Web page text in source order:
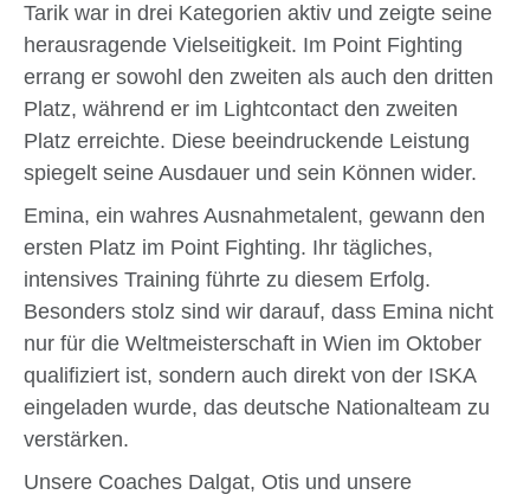
Tarik war in drei Kategorien aktiv und zeigte seine
herausragende Vielseitigkeit. Im Point Fighting
errang er sowohl den zweiten als auch den dritten
Platz, während er im Lightcontact den zweiten
Platz erreichte. Diese beeindruckende Leistung
spiegelt seine Ausdauer und sein Können wider.
Emina, ein wahres Ausnahmetalent, gewann den
ersten Platz im Point Fighting. Ihr tägliches,
intensives Training führte zu diesem Erfolg.
Besonders stolz sind wir darauf, dass Emina nicht
nur für die Weltmeisterschaft in Wien im Oktober
qualifiziert ist, sondern auch direkt von der ISKA
eingeladen wurde, das deutsche Nationalteam zu
verstärken.
Unsere Coaches Dalgat, Otis und unsere